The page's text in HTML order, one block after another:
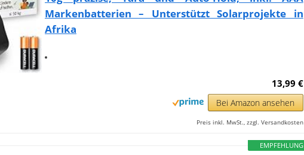
Markenbatterien – Unterstützt Solarprojekte in
Afrika
13,99 €
Bei Amazon ansehen
Preis inkl. MwSt., zzgl. Versandkosten
EMPFEHLUNG